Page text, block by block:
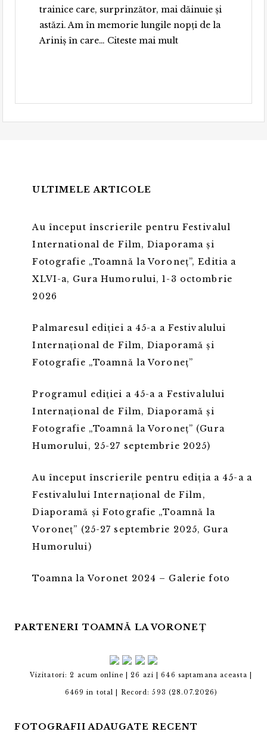
trainice care, surprinzător, mai dăinuie și
astăzi. Am în memorie lungile nopți de la
Ariniș în care… Citeste mai mult„Florin Andreescu”
ULTIMELE ARTICOLE
Au început înscrierile pentru Festivalul
International de Film, Diaporama și
Fotografie „Toamnă la Voroneț”, Editia a
XLVI-a, Gura Humorului, 1-3 octombrie
2026
Palmaresul ediției a 45-a a Festivalului
Internațional de Film, Diaporamă și
Fotografie „Toamnă la Voroneț”
Programul ediției a 45-a a Festivalului
Internațional de Film, Diaporamă și
Fotografie „Toamnă la Voroneț” (Gura
Humorului, 25-27 septembrie 2025)
Au început înscrierile pentru ediția a 45-a a
Festivalului Internațional de Film,
Diaporamă și Fotografie „Toamnă la
Voroneț” (25-27 septembrie 2025, Gura
Humorului)
Toamna la Voronet 2024 – Galerie foto
PARTENERI TOAMNĂ LA VORONEȚ
Vizitatori: 2 acum online | 26 azi | 646 saptamana aceasta |
6469 in total | Record: 593 (28.07.2026)
FOTOGRAFII ADAUGATE RECENT